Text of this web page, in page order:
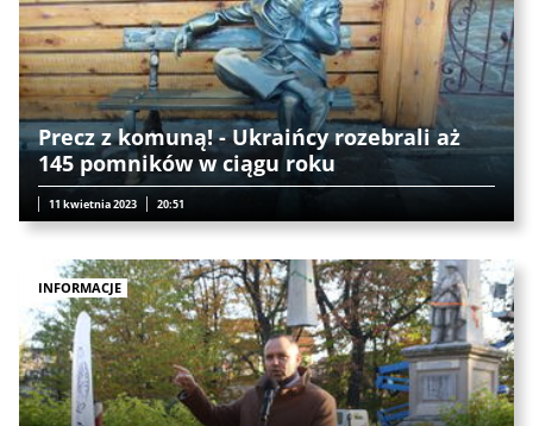
Precz z komuną! - Ukraińcy rozebrali aż
145 pomników w ciągu roku
11 kwietnia 2023 20:51
INFORMACJE